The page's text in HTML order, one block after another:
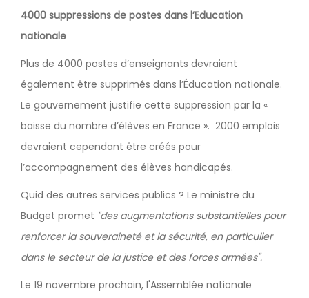
4000 suppressions de postes dans l’Education
nationale
Plus de 4000 postes d’enseignants devraient
également être supprimés dans l’Éducation nationale.
Le gouvernement justifie cette suppression par la «
baisse du nombre d’élèves en France ». 2000 emplois
devraient cependant être créés pour
l’accompagnement des élèves handicapés.
Quid des autres services publics ? Le ministre du
Budget promet "des augmentations substantielles pour
renforcer la souveraineté et la sécurité, en particulier
dans le secteur de la justice et des forces armées".
Le 19 novembre prochain, l'Assemblée nationale